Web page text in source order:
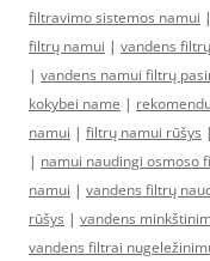
filtravimo sistemos namui |
filtrų namui | vandens
| vandens namui filtrų
kokybei name |
namui | filtrų namui rūšys |
| namui naudingi osmoso
namui | vandens filtrų
rūšys | vandens
vandens filtrai